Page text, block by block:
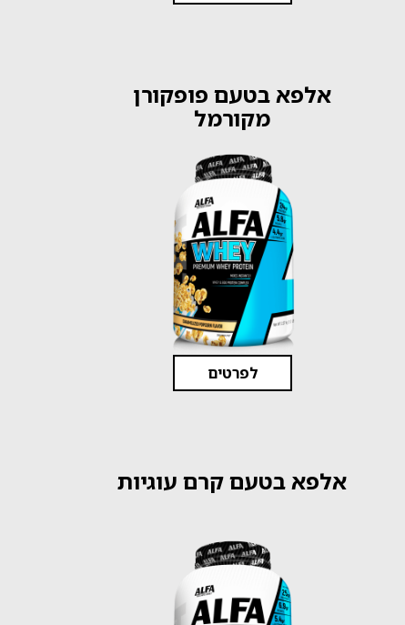
אלפא בטעם פופקורן
מקורמל
לפרטים
אלפא בטעם קרם עוגיות